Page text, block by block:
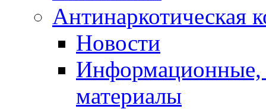
Антинаркотическая
Новости
Информационные,
материалы